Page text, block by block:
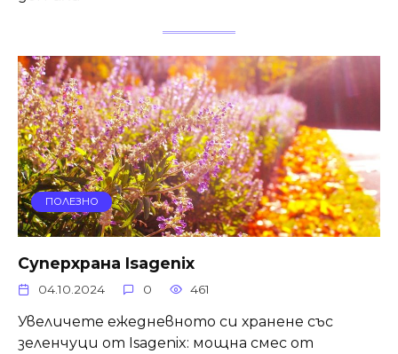
ПОЛЕЗНО
Суперхрана Isagenix
04.10.2024 0 461
Увеличете ежедневното си хранене със
зеленчуци от Isagenix: мощна смес от